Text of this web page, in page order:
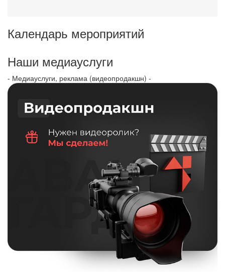
Календарь мероприятий
Наши медиауслуги
- Медиауслуги, реклама (видеопродакшн) -